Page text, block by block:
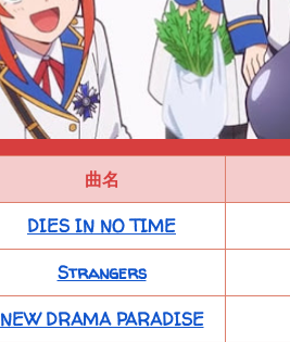
曲名
DIES IN NO TIME
Strangers
NEW DRAMA PARADISE